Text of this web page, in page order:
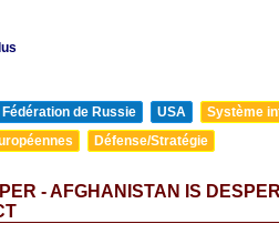
Fédération de Russie USA
Système
Défense/Stratégie
- AFGHANISTAN IS